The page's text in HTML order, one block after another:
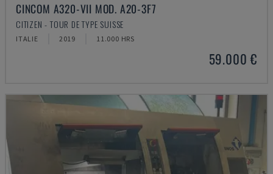
CINCOM A320-VII MOD. A20-3F7
CITIZEN - TOUR DE TYPE SUISSE
ITALIE 2019 11.000 HRS
59.000 €